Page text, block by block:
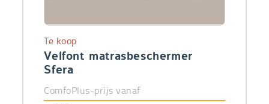
Velfont matrasbeschermer
Sfera
Te koop
ComfoPlus-prijs vanaf